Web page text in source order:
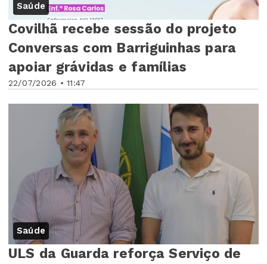
Saúde
22/07/2026 • 11:47
Covilhã recebe sessão do projeto
Conversas com Barriguinhas para
apoiar grávidas e famílias
Saúde
ULS da Guarda reforça Serviço de